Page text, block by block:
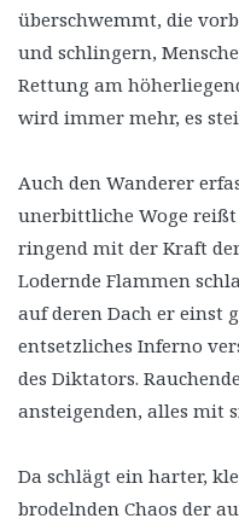
überschwemmt, die
und schlingern,
Rettung am
wird immer mehr, es
Auch den Wanderer
unerbittliche Woge
ringend mit der Kraft
Lodernde Flammen
auf deren Dach er einst
entsetzliches Inferno
des Diktators.
ansteigenden, alles mit
Da schlägt ein harter,
brodelnden Chaos der